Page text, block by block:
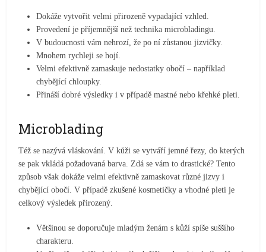
Dokáže vytvořit velmi přirozeně vypadající vzhled.
Provedení je příjemnější než technika microbladingu.
V budoucnosti vám nehrozí, že po ní zůstanou jizvičky.
Mnohem rychleji se hojí.
Velmi efektivně zamaskuje nedostatky obočí – například
chybějící chloupky.
Přináší dobré výsledky i v případě mastné nebo křehké pleti.
Microblading
Též se nazývá vláskování. V kůži se vytváří jemné řezy, do kterých
se pak vkládá požadovaná barva. Zdá se vám to drastické? Tento
způsob však dokáže velmi efektivně zamaskovat různé jizvy i
chybějící obočí. V případě zkušené kosmetičky a vhodné pleti je
celkový výsledek přirozený.
Většinou se doporučuje mladým ženám s kůží spíše suššího
charakteru.